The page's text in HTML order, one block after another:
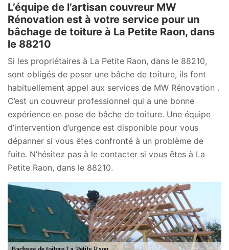
L’équipe de l’artisan couvreur MW
Rénovation est à votre service pour un
bâchage de toiture à La Petite Raon, dans
le 88210
Si les propriétaires à La Petite Raon, dans le 88210,
sont obligés de poser une bâche de toiture, ils font
habituellement appel aux services de MW Rénovation .
C’est un couvreur professionnel qui a une bonne
expérience en pose de bâche de toiture. Une équipe
d’intervention d’urgence est disponible pour vous
dépanner si vous êtes confronté à un problème de
fuite. N’hésitez pas à le contacter si vous êtes à La
Petite Raon, dans le 88210.